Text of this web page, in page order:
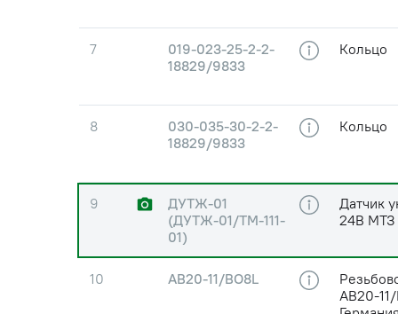
7
019-023-25-2-2-
18829/9833
Кольцо
8
030-035-30-2-2-
18829/9833
Кольцо
9
ДУТЖ-01
(ДУТЖ-01/ТМ-111-
01)
Датчик
24В МТЗ
10 АВ20-11/ВО8L
АВ20-